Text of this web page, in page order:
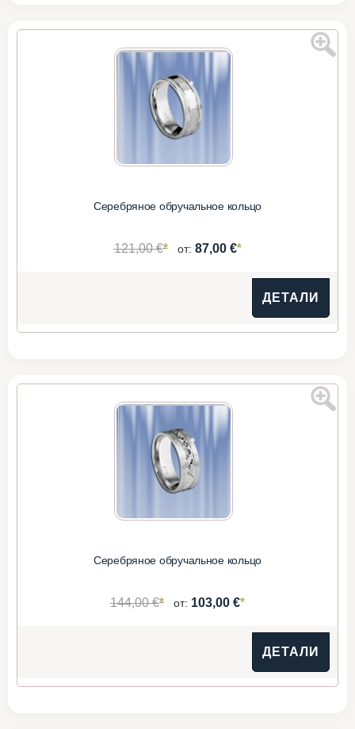
Серебряное обручальное кольцо
121,00 €* от: 87,00 €*
ДЕТАЛИ
Серебряное обручальное кольцо
144,00 €* от: 103,00 €*
ДЕТАЛИ